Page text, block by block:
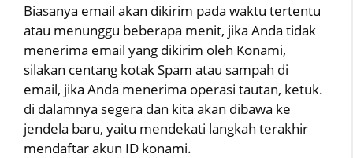
Biasanya email akan dikirim pada waktu tertentu
atau menunggu beberapa menit, jika Anda tidak
menerima email yang dikirim oleh Konami,
silakan centang kotak Spam atau sampah di
email, jika Anda menerima operasi tautan, ketuk.
di dalamnya segera dan kita akan dibawa ke
jendela baru, yaitu mendekati langkah terakhir
mendaftar akun ID konami.